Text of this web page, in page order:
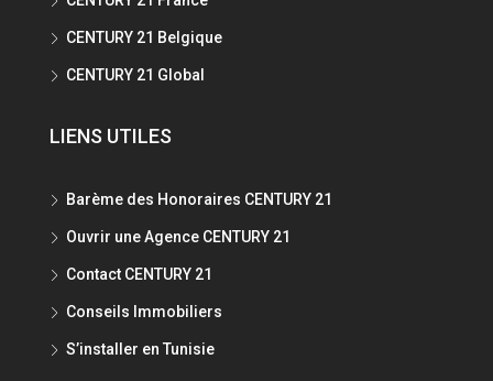
CENTURY 21 Belgique
CENTURY 21 Global
LIENS UTILES
Barème des Honoraires CENTURY 21
Ouvrir une Agence CENTURY 21
Contact CENTURY 21
Conseils Immobiliers
S’installer en Tunisie